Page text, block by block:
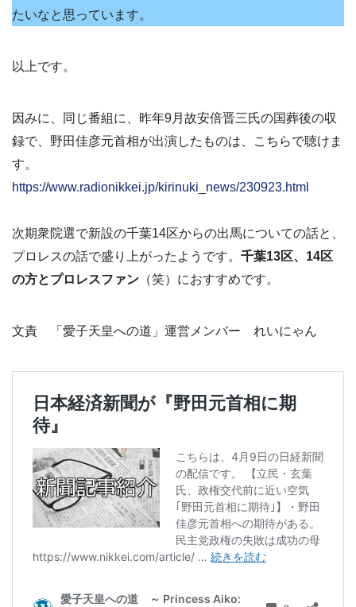
たいなと思っています。
以上です。
因みに、同じ番組に、昨年9月故安倍晋三氏の国葬後の収
録で、野田佳彦元首相が出演したものは、こちらで聴けま
す。
https://www.radionikkei.jp/kirinuki_news/230923.html
次期衆院選で新設の千葉14区からの出馬についての話と、
プロレスの話で盛り上がったようです。 千葉13区、14区
の方とプロレスファン （笑）におすすめです。
文責 「愛子天皇への道」運営メンバー れいにゃん